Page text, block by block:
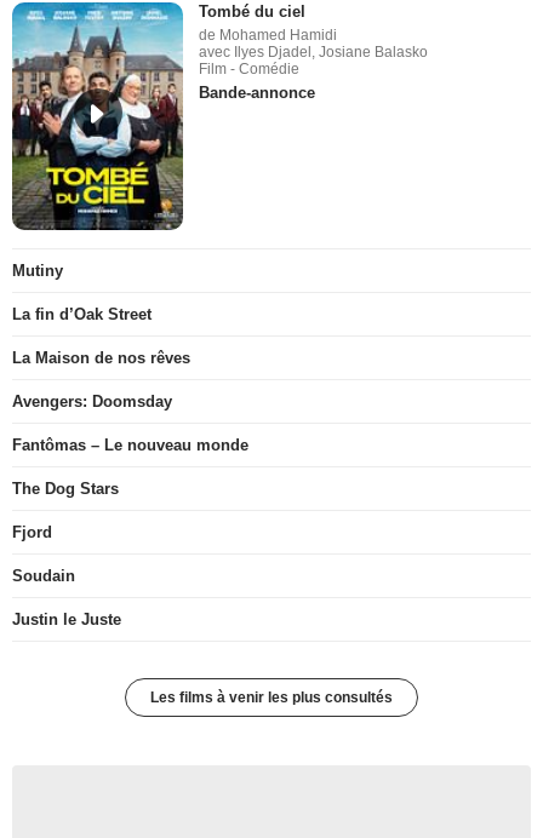
Tombé du ciel
de Mohamed Hamidi
avec Ilyes Djadel, Josiane Balasko
Film - Comédie
Bande-annonce
Mutiny
La fin d’Oak Street
La Maison de nos rêves
Avengers: Doomsday
Fantômas – Le nouveau monde
The Dog Stars
Fjord
Soudain
Justin le Juste
Les films à venir les plus consultés